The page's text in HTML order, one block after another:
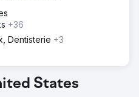
+36
Dentisterie +3
States